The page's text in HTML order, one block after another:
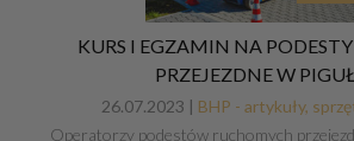
KURS I EGZAMIN NA
PRZEJEZDNE W
26.07.2023 | BHP - artykuły,
Operatorzy podestów ruchomych